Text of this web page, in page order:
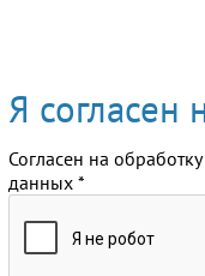
Я согласен
Согласен на обработку
данных *